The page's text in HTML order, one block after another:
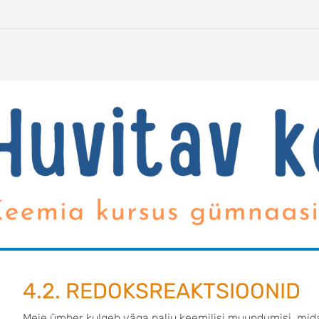
4.2. REDOKSREAKTSIOONID